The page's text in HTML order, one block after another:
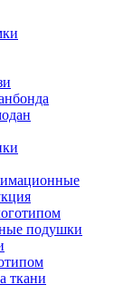
подушки
ткани